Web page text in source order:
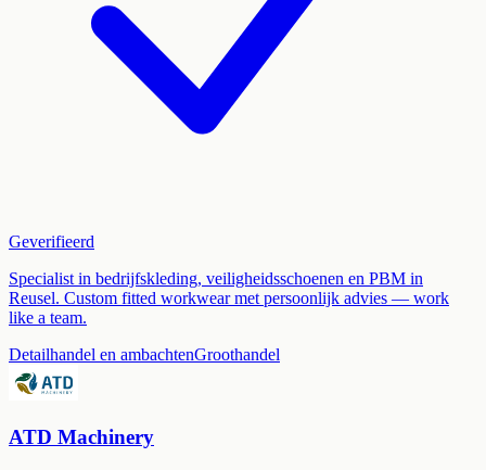
Geverifieerd
Specialist in bedrijfskleding, veiligheidsschoenen en PBM in
Reusel. Custom fitted workwear met persoonlijk advies — work
like a team.
Detailhandel en ambachtenGroothandel
ATD Machinery